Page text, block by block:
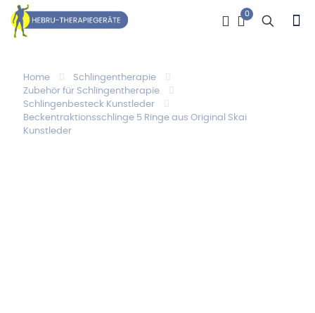
0
Home
Schlingentherapie
Zubehör für Schlingentherapie
Schlingenbesteck Kunstleder
Beckentraktionsschlinge 5 Ringe aus Original Skai
Kunstleder